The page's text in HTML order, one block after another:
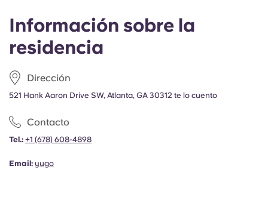
Información sobre la
residencia
Dirección
521 Hank Aaron Drive SW, Atlanta, GA 30312 te lo cuento
Contacto
Tel.: +1 (678) 608-4898
Email: yugo